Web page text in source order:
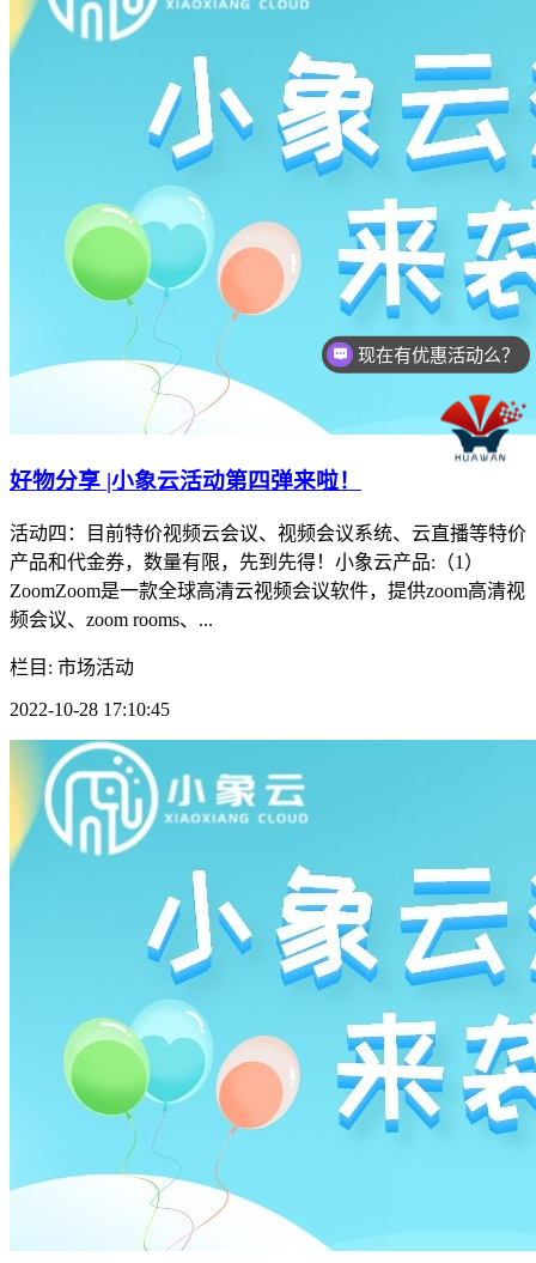
好物分享 |小象云活动第四弹来啦！
活动四：目前特价视频云会议、视频会议系统、云直播等特价
产品和代金券，数量有限，先到先得！小象云产品:（1）
ZoomZoom是一款全球高清云视频会议软件，提供zoom高清视
频会议、zoom rooms、...
栏目: 市场活动
2022-10-28 17:10:45
可以介绍下你们的产品么？